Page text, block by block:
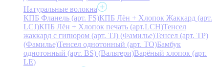
Натуральные волокна
КПБ Фланель (арт. FS)КПБ Лён + Хлопок Жаккард (арт.
LCJ)КПБ Лён + Хлопок печать (арт.LCH)Тенсел
жаккард с гипюром (арт. TJ) (Фамилье)Тенсел (арт. ТР)
(Фамилье)Тенсел однотонный (арт. TO)Бамбук
однотонный (арт. BS) (Вальтери)Варёный хлопок (арт.
LE)